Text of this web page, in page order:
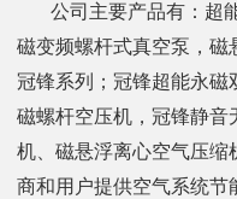
公司主要产品有：超能
磁变频螺杆式真空泵，磁
冠锋系列；冠锋超能永磁
磁螺杆空压机，冠锋静音
机、磁悬浮离心空气压缩
商和用户提供空气系统节